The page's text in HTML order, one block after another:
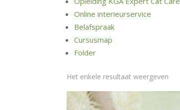
Online interieurservice
Belafspraak
Cursusmap
Folder
Het enkele resultaat weergeven